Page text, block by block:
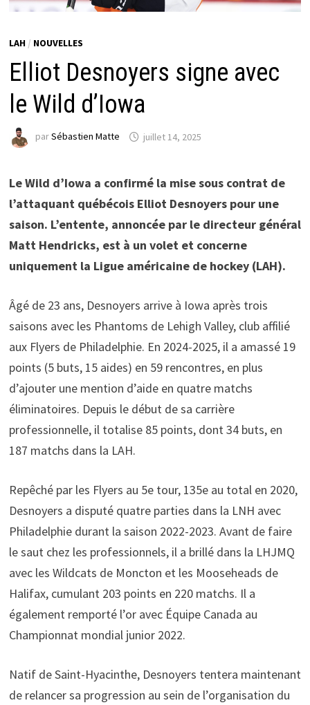
LAH/ NOUVELLES
Elliot Desnoyers signe avec
le Wild d’Iowa
parSébastien Matte juillet 14, 2025
Le Wild d’Iowa a confirmé la mise sous contrat de
l’attaquant québécois Elliot Desnoyers pour une
saison. L’entente, annoncée par le directeur général
Matt Hendricks, est à un volet et concerne
uniquement la Ligue américaine de hockey (LAH).
Âgé de 23 ans, Desnoyers arrive à Iowa après trois
saisons avec les Phantoms de Lehigh Valley, club affilié
aux Flyers de Philadelphie. En 2024-2025, il a amassé 19
points (5 buts, 15 aides) en 59 rencontres, en plus
d’ajouter une mention d’aide en quatre matchs
éliminatoires. Depuis le début de sa carrière
professionnelle, il totalise 85 points, dont 34 buts, en
187 matchs dans la LAH.
Repêché par les Flyers au 5e tour, 135e au total en 2020,
Desnoyers a disputé quatre parties dans la LNH avec
Philadelphie durant la saison 2022-2023. Avant de faire
le saut chez les professionnels, il a brillé dans la LHJMQ
avec les Wildcats de Moncton et les Mooseheads de
Halifax, cumulant 203 points en 220 matchs. Il a
également remporté l’or avec Équipe Canada au
Championnat mondial junior 2022.
Natif de Saint-Hyacinthe, Desnoyers tentera maintenant
de relancer sa progression au sein de l’organisation du